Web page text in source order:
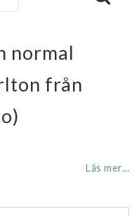
normal
från
Läs mer...